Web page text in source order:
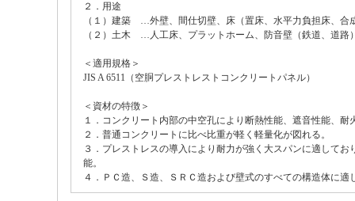
２．用途
（１）建築 …外壁、間仕切壁、床（置床、水平力負担床、合
（２）土木 …人工床、プラットホーム、防音壁（鉄道、道路
＜適用規格＞
JIS A 6511（空胴プレストレストコンクリートパネル）
＜資材の特徴＞
１．コンクリート内部の中空孔により断熱性能、遮音性能、耐
２．普通コンクリートに比べ比重が軽く軽量化が図れる。
３．プレストレスの導入により耐力が強く大スパンに適して
能。
４．ＰＣ造、Ｓ造、ＳＲＣ造および壁式のすべての構造体に適